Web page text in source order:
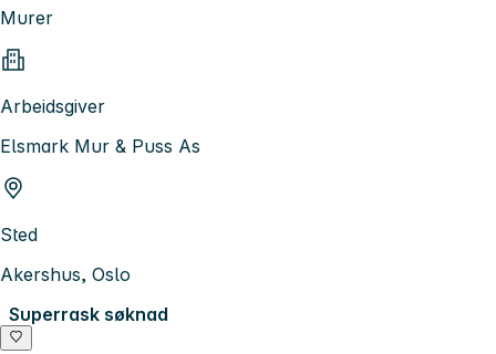
Murer
Arbeidsgiver
Elsmark Mur & Puss As
Sted
Akershus, Oslo
Superrask søknad